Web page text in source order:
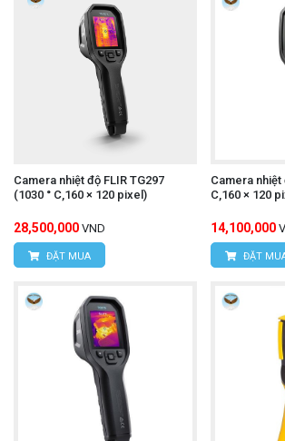
Camera nhiệt độ FLIR TG297
(1030 ° C,160 × 120 pixel)
28,500,000 VND
ĐẶT MUA
Camera nhiệt
C,160 × 120
14,100,000
ĐẶT